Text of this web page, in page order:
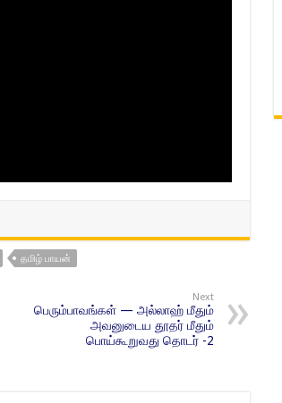
தமிழ் பாயன்
Next
பெரும்பாவங்கள் — அல்லாஹ் மீதும்
அவனுடைய தூதர் மீதும்
பொய்கூறுவது தொடர் -2